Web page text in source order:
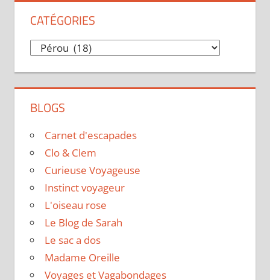
CATÉGORIES
Catégories
BLOGS
Carnet d'escapades
Clo & Clem
Curieuse Voyageuse
Instinct voyageur
L'oiseau rose
Le Blog de Sarah
Le sac a dos
Madame Oreille
Voyages et Vagabondages